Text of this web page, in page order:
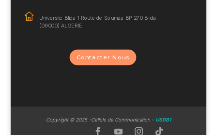
Université Blida 1 Route de Soumaa BP 270 Blida
(09000) ALGERIE
Contacter Nous
Copyright © 2025 -Cellule de Communication - USDB1